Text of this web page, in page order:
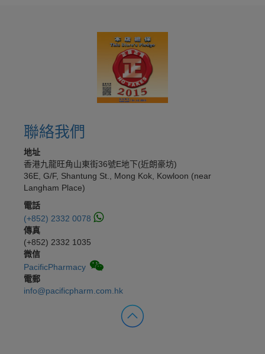
聯絡我們
地址
香港九龍旺角山東街36號E地下(近朗豪坊)
36E, G/F, Shantung St., Mong Kok, Kowloon (near
Langham Place)
電話
(+852) 2332 0078
傳真
(+852) 2332 1035
微信
PacificPharmacy
電郵
info@pacificpharm.com.hk